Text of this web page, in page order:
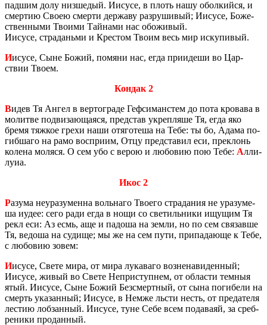
пад­шим долу низ­ше­дый. Иису­се, в плоть нашу обол­кий­ся, и
смер­тию Своею смер­ти дер­жа­ву раз­ру­ши­вый; Иису­се, Бо­же­
ствен­ны­ми Тво­и­ми Тай­на­ми нас обо­жи­вый.
Иису­се, стра­да­нь­ми и Кре­стом Твоим весь мир ис­ку­пи­вый.
Иисусе, Сыне Божий, по­мя­ни нас, егда при­и­де­ши во Цар­
ствии Твоем.
Кондак 2
Видев Тя Ангел в вер­то­гра­де Геф­си­ман­стем до пота кро­ва­ва в
мо­лит­ве под­ви­за­ю­ща­я­ся, пред­став укрепля­ше Тя, егда яко
бремя тяж­кое грехи наши отя­го­те­ша на Тебе: ты бо, Адама по­
гиб­ша­го на рамо вос­при­им, Отцу пред­ста­вил еси, пре­клонь
ко­ле­на мо­ля­ся. О сем убо с верою и лю­бо­вию пою Тебе: Алли­
лу­иа.
Икос 2
Разума неура­зу­мен­на воль­на­го Тво­е­го стра­да­ния не ура­зу­ме­
ша иудее: сего ради егда в нощи со све­тиль­ни­ки ищу­щим Тя
рекл еси: Аз есмь, аще и па­до­ша на земли, но по сем свя­зав­ше
Тя, ве­до­ша на су­ди­ще; мы же на сем пути, при­па­да­ю­ще к Тебе,
с лю­бо­вию зовем:
Иисусе, Свете мира, от мира лу­ка­ва­го воз­не­на­ви­ден­ный;
Иису­се, живый во Свете Непри­ступ­нем, от об­ла­сти тем­ныя
ятый. Иису­се, Сыне Божий Без­смерт­ный, от сына по­ги­бе­ли на
смерть ука­зан­ный; Иису­се, в Немже льсти несть, от пре­да­те­ля
ле­стию лоб­зан­ный. Иису­се, туне Себе всем по­да­ва­яй, за среб­
ре­ни­ки про­дан­ный.